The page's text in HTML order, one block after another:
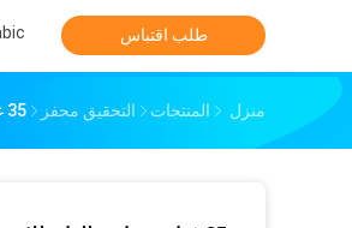
طلب اقتباس
منزل المنتجات التحقيق محفز 35 غرام حساسة للغاية للاستخدام مرة واحدة كرة منحنية محفزة الدراسة الفئة الثانية